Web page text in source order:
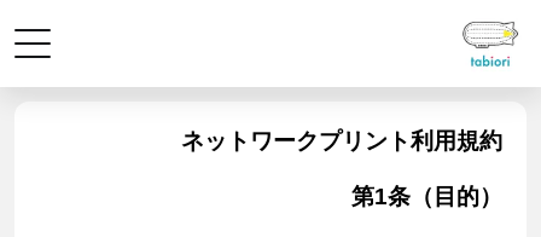
ネットワークプリント利用規約
第1条（目的）